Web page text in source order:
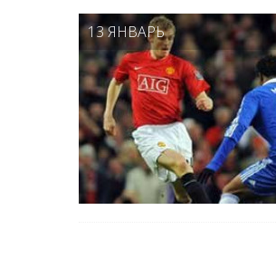
13 ЯНВАРЬ